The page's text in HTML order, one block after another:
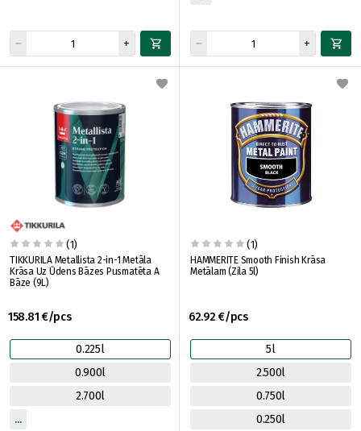
(1)
TIKKURILA Metallista 2-in-1 Metāla
Krāsa Uz Ūdens Bāzes Pusmatēta A
Bāze (9L)
158.81 €/pcs
0.225l
0.900l
2.700l
(1)
HAMMERITE Smooth Finish Krāsa
Metālam (Zila 5l)
62.92 €/pcs
5l
2.500l
0.750l
0.250l